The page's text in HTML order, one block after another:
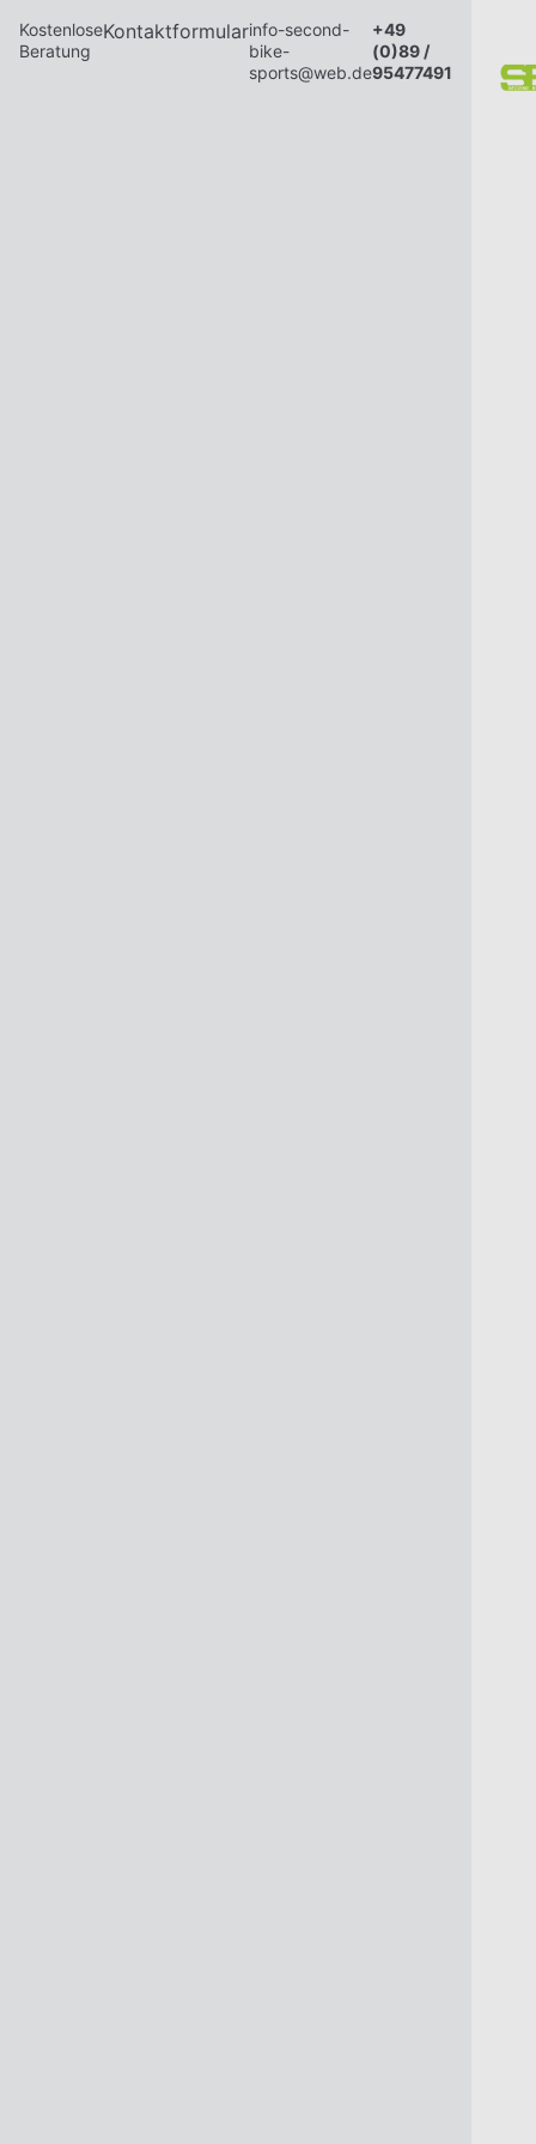
Kostenlose
Beratung
Kontaktformularinfo-second-
bike-
sports@web.de
+49
(0)89 /
95477491